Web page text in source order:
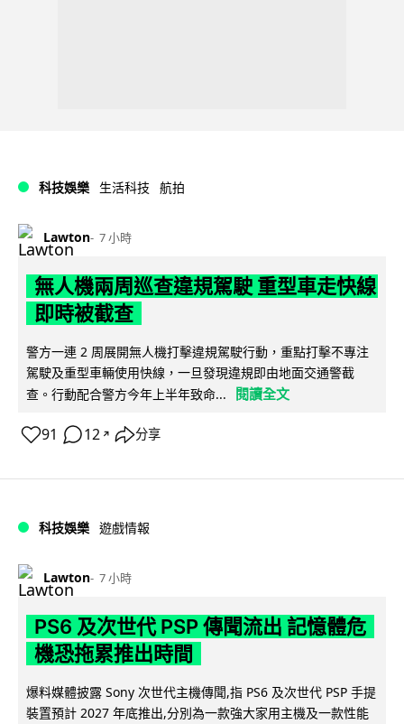
科技娛樂 生活科技 航拍
Lawton 7 小時
無人機兩周巡查違規駕駛 重型車走快線
即時被截查
警方一連 2 周展開無人機打擊違規駕駛行動，重點打擊不專注
駕駛及重型車輛使用快線，一旦發現違規即由地面交通警截
查。行動配合警方今年上半年致命...
閱讀全文
91 12 ↗ 分享
科技娛樂 遊戲情報
Lawton 7 小時
PS6 及次世代 PSP 傳聞流出 記憶體危
機恐拖累推出時間
爆料媒體披露 Sony 次世代主機傳聞,指 PS6 及次世代 PSP 手提
裝置預計 2027 年底推出,分別為一款強大家用主機及一款性能